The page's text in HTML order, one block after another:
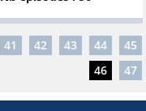
41 42 43 44
45
46
47